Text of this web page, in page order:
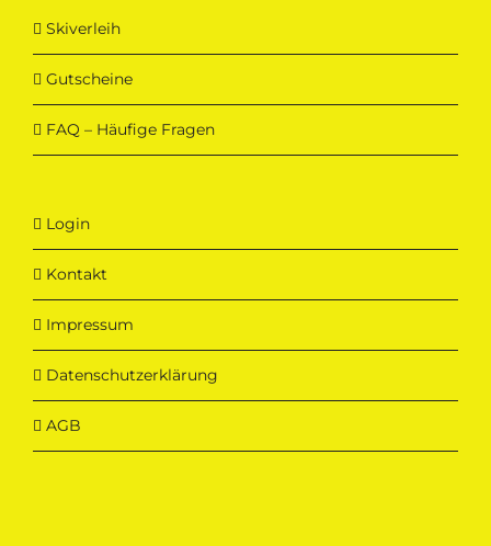
Skiverleih
Gutscheine
FAQ – Häufige Fragen
Login
Kontakt
Impressum
Datenschutzerklärung
AGB